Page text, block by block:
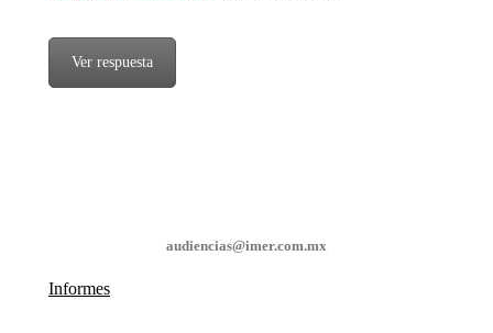
Ver respuesta
audiencias@imer.com.mx
Informes